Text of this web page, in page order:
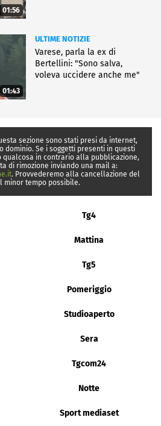
01:56
01:43
ULTIME NOTIZIE
Varese, parla la ex di
Bertellini: "Sono salva,
voleva uccidere anche me"
sezione sono stati presi da internet,
dominio. Se i soggetti presenti in questi
qualcosa in contrario alla pubblicazione,
di rimozione inviando una mail a:
. Provvederemo alla cancellazione del
minor tempo possibile.
Tg4
Mattina
Tg5
Pomeriggio
Studioaperto
Sera
Tgcom24
Notte
Sport mediaset